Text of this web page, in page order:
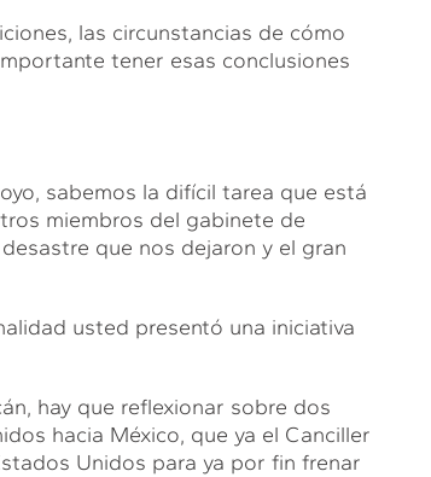
las circunstancias de cómo
tener esas conclusiones
sabemos la difícil tarea que está
miembros del gabinete de
que nos dejaron y el gran
usted presentó una iniciativa
hay que reflexionar sobre dos
hacia México, que ya el Canciller
Unidos para ya por fin frenar